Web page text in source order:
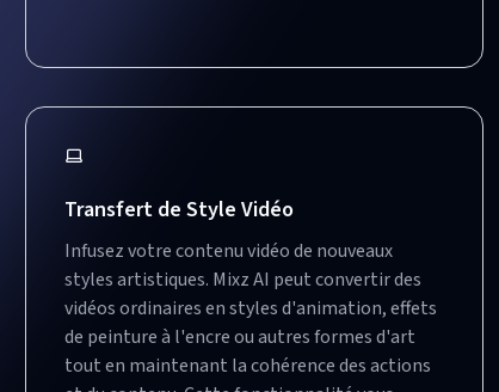
Transfert de Style Vidéo
Infusez votre contenu vidéo de nouveaux
styles artistiques. Mixz AI peut convertir des
vidéos ordinaires en styles d'animation, effets
de peinture à l'encre ou autres formes d'art
tout en maintenant la cohérence des actions